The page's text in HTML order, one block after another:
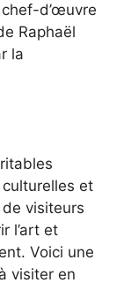
d’œuvre
Raphaël
la
et
visiteurs
l’art et
Voici une
visiter en